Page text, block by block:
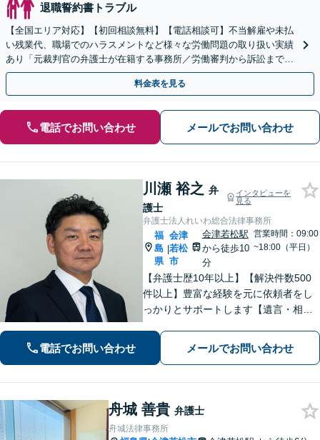
退職誓約書トラブル
【全国エリア対応】【初回相談無料】【電話相談可】不当解雇や未払
い残業代、職場でのハラスメントなど様々な労働問題の取り扱い実績
あり「元裁判官の弁護士が在籍する事務所／労働審判から訴訟まで、
裁判官経験を活かした最適な戦略を立案」
料金表を見る
電話でお問い合わせ メールでお問い合わせ
川瀬 裕之 弁
護士
インタビューを
見る
弁護士法人れいわ総合法律事務所
福
島
県
|
会津
若松
市
会津若松駅
から徒歩10
分
営業時間：09:00
~18:00（平日）
【弁護士歴10年以上】【解決件数500
件以上】豊富な経験を元に依頼者をし
っかりとサポートします【遺言・相
目指します【離婚・男女問題】離婚は
人それぞれ置かれた状況が異なるた
電話でお問い合わせ メールでお問い合わせ
舟城 善貴 弁護士
舟城法律事務所